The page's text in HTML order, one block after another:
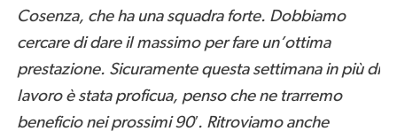
Cosenza, che ha una squadra forte. Dobbiamo
cercare di dare il massimo per fare un’ottima
prestazione. Sicuramente questa settimana in più di
lavoro è stata proficua, penso che ne trarremo
beneficio nei prossimi 90′. Ritroviamo anche